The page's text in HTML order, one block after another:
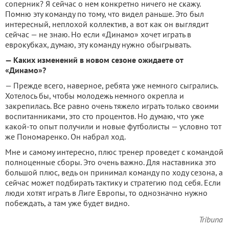
соперник? Я сейчас о нем конкретно ничего не скажу.
Помню эту команду по тому, что видел раньше. Это был
интересный, неплохой коллектив, а вот как он выглядит
сейчас — не знаю. Но если «Динамо» хочет играть в
еврокубках, думаю, эту команду нужно обыгрывать.
— Каких изменений в новом сезоне ожидаете от
«Динамо»?
— Прежде всего, наверное, ребята уже немного сыгрались.
Хотелось бы, чтобы молодежь немного окрепла и
закрепилась. Все равно очень тяжело играть только своими
воспитанниками, это сто процентов. Но думаю, что уже
какой-то опыт получили и новые футболисты — условно тот
же Пономаренко. Он набрал ход.
Мне и самому интересно, плюс тренер проведет с командой
полноценные сборы. Это очень важно. Для наставника это
большой плюс, ведь он принимал команду по ходу сезона, а
сейчас может подбирать тактику и стратегию под себя. Если
люди хотят играть в Лиге Европы, то однозначно нужно
побеждать, а там уже будет видно.
Tribuna